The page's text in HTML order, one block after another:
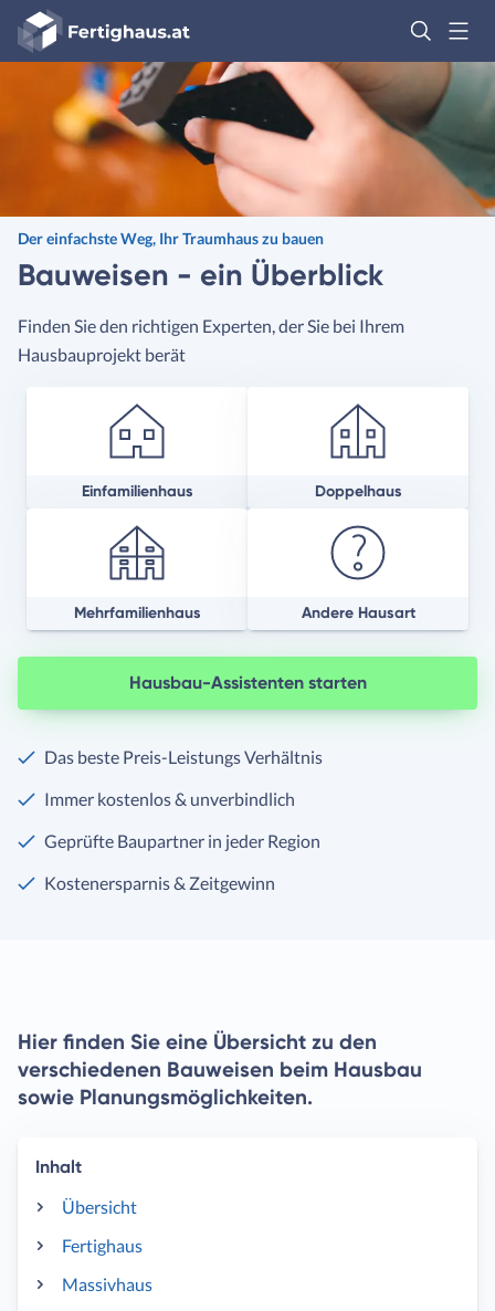
Fertighaus
Logo
Anmelden
Der einfachste Weg, Ihr Traumhaus zu bauen
Bauweisen - ein Überblick
Finden Sie den richtigen Experten, der Sie bei Ihrem
Hausbauprojekt berät
Einfamilienhaus Doppelhaus
Mehrfamilienhaus Andere Hausart
Hausbau-Assistenten starten
Das beste Preis-Leistungs Verhältnis
Immer kostenlos & unverbindlich
Geprüfte Baupartner in jeder Region
Kostenersparnis & Zeitgewinn
Hier finden Sie eine Übersicht zu den
verschiedenen Bauweisen beim Hausbau
sowie Planungsmöglichkeiten.
Inhalt
Übersicht
Fertighaus
Massivhaus